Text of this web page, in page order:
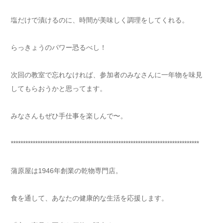
塩だけで漬けるのに、時間が美味しく調理をしてくれる。
らっきょうのパワー恐るべし！
次回の教室で忘れなければ、参加者のみなさんに一年物を味見
してもらおうかと思ってます。
みなさんもぜひ手仕事を楽しんで〜。
*****************************************************************************
蒲原屋は1946年創業の乾物専門店。
食を通して、あなたの健康的な生活を応援します。